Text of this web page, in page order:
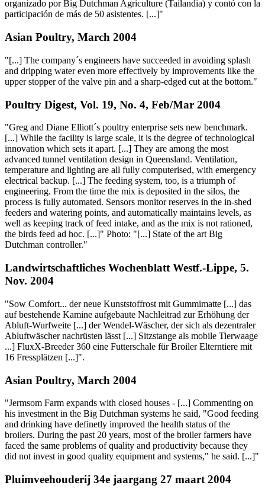
organizado por Big Dutchman Agriculture (Tailandia) y contó con la
participación de más de 50 asistentes. [...]"
Asian Poultry, March 2004
"[...] The company´s engineers have succeeded in avoiding splash
and dripping water even more effectively by improvements like the
upper stopper of the valve pin and a sharp-edged cut at the bottom."
Poultry Digest, Vol. 19, No. 4, Feb/Mar 2004
"Greg and Diane Elliott´s poultry enterprise sets new benchmark.
[...] While the facility is large scale, it is the degree of technological
innovation which sets it apart. [...] They are among the most
advanced tunnel ventilation design in Queensland. Ventilation,
temperature and lighting are all fully computerised, with emergency
electrical backup. [...] The feeding system, too, is a triumph of
engineering. From the time the mix is deposited in the silos, the
process is fully automated. Sensors monitor reserves in the in-shed
feeders and watering points, and automatically maintains levels, as
well as keeping track of feed intake, and as the mix is not rationed,
the birds feed ad hoc. [...]" Photo: "[...] State of the art Big
Dutchman controller."
Landwirtschaftliches Wochenblatt Westf.-Lippe, 5.
Nov. 2004
"Sow Comfort... der neue Kunststoffrost mit Gummimatte [...] das
auf bestehende Kamine aufgebaute Nachleitrad zur Erhöhung der
Abluft-Wurfweite [...] der Wendel-Wäscher, der sich als dezentraler
Abluftwäscher nachrüsten lässt [...] Sitzstange als mobile Tierwaage
...] FluxX-Breeder 360 eine Futterschale für Broiler Elterntiere mit
16 Fressplätzen [...]".
Asian Poultry, March 2004
"Jermsom Farm expands with closed houses - [...] Commenting on
his investment in the Big Dutchman systems he said, "Good feeding
and drinking have definetly improved the health status of the
broilers. During the past 20 years, most of the broiler farmers have
faced the same problems of quality and productivity because they
did not invest in good quality equipment and systems," he said. [...]"
Pluimveehouderij 34e jaargang 27 maart 2004